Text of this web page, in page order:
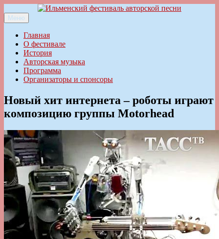
к
содержимому
Ильменский фестиваль авторской песни
Меню
Главная
О фестивале
История
Авторская музыка
Программа
Организаторы и спонсоры
Новый хит интернета – роботы играют
композицию группы Motorhead